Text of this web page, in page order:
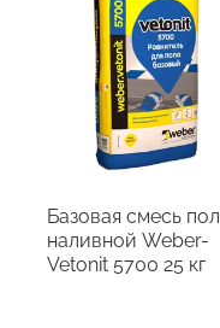
Базовая смесь пол
наливной Weber-
Vetonit 5700 25 кг